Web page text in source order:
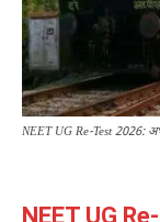
NEET UG Re-Test 2026:
NEET UG